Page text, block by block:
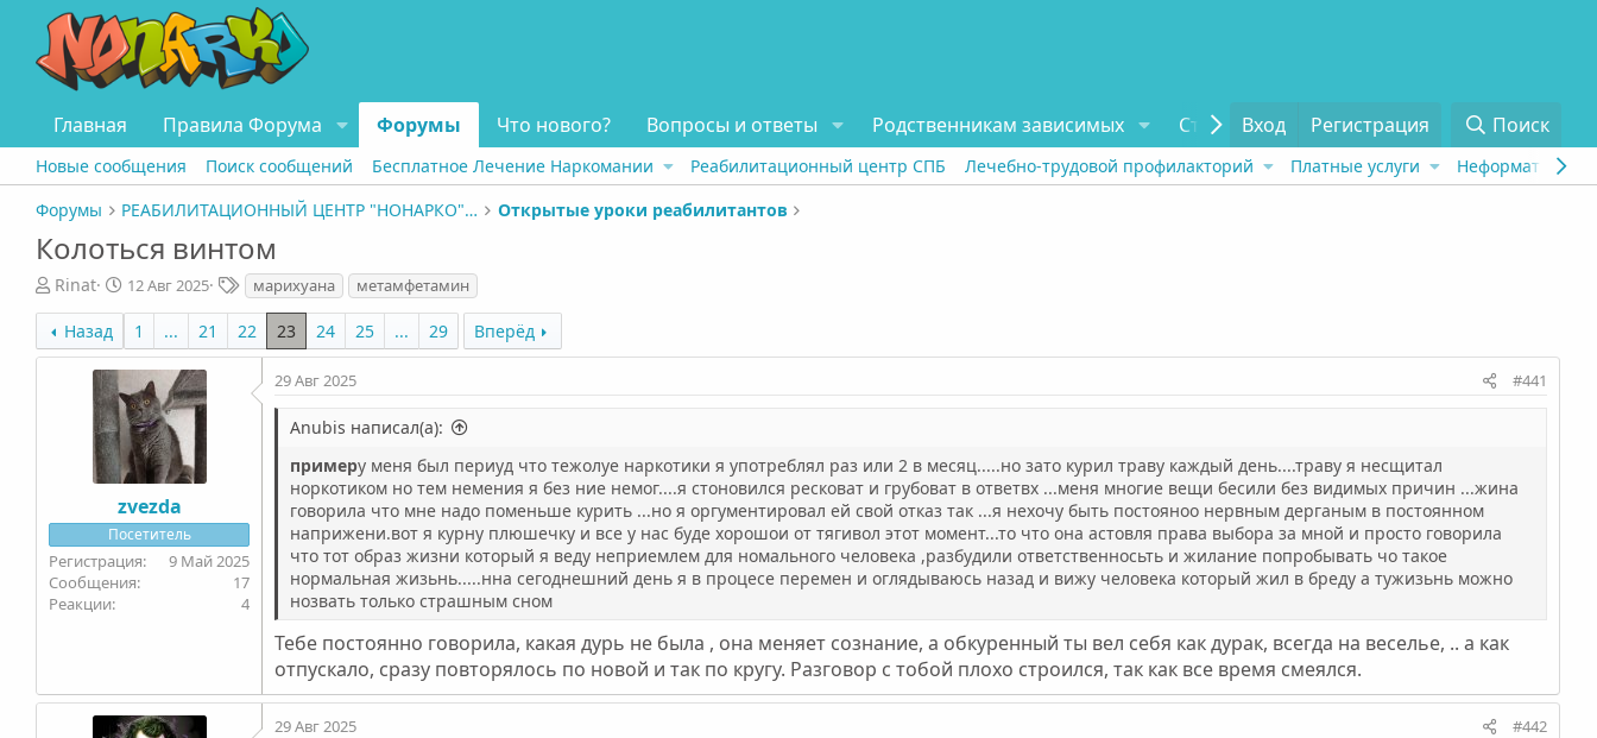
Главная Правила Форума Форумы Что нового? Вопросы и ответы Родственникам зависимых Статьи Отзывы О проекте
Вход Регистрация Поиск
Новые сообщения Поиск сообщений Бесплатное Лечение Наркомании Реабилитационный центр СПБ Лечебно-трудовой профилакторий Платные услуги Неформат
Форумы
РЕАБИЛИТАЦИОННЫЙ ЦЕНТР "НОНАРКО" СПБ Открытые уроки реабилитантов
Колоться винтом
А
т
о
Rinat
Д
а
н
а
ч
а
л
а
12 Авг 2025
Т
е
г
и
марихуана метамфетамин
Назад 1 ... 21 22 23 24 25 ... 29 Вперёд
zvezda
Посетитель
9 Май 2025
17
4
29 Авг 2025 #441
Anubis написал(а):
примеру меня был периуд что тежолуе наркотики я употреблял раз или 2 в месяц.....но зато курил траву каждый день....траву я несщитал
норкотиком но тем немения я без ние немог....я стоновился ресковат и грубоват в ответвх ...меня многие вещи бесили без видимых причин ...жина
говорила что мне надо поменьше курить ...но я оргументировал ей свой отказ так ...я нехочу быть постояноо нервным дерганым в постоянном
наприжени.вот я курну плюшечку и все у нас буде хорошои от тягивол этот момент...то что она астовля права выбора за мной и просто говорила
что тот образ жизни который я веду неприемлем для номального человека ,разбудили ответственносьть и жилание попробывать чо такое
нормальная жизьнь.....нна сегоднешний день я в процесе перемен и оглядываюсь назад и вижу человека который жил в бреду а тужизьнь можно
нозвать только страшным сном
Тебе постоянно говорила, какая дурь не была , она меняет сознание, а обкуренный ты вел себя как дурак, всегда на веселье, .. а как
отпускало, сразу повторялось по новой и так по кругу. Разговор с тобой плохо строился, так как все время смеялся.
29 Авг 2025 #442